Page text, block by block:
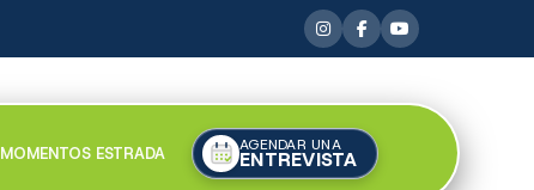
MOMENTOS ESTRADA AGENDAR UNA
ENTREVISTA